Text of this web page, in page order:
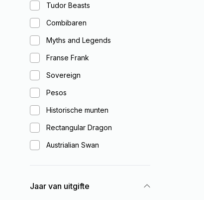
Tudor Beasts
Combibaren
Myths and Legends
Franse Frank
Sovereign
Pesos
Historische munten
Rectangular Dragon
Austrialian Swan
Jaar van uitgifte